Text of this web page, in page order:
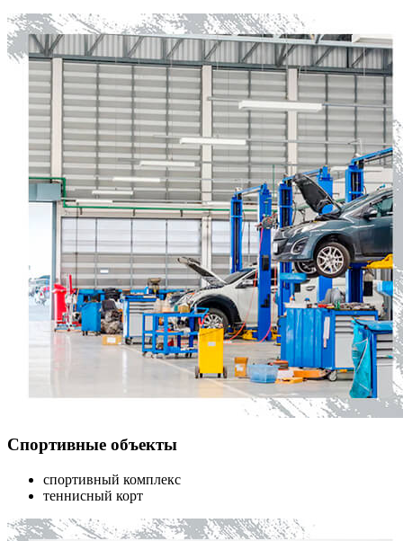
Спортивные объекты
спортивный комплекс
теннисный корт